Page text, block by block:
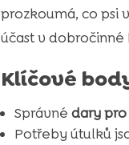
prozkoumá, co psi
účast v dobročinné
Klíčové
Správné dary
Potřeby útulků